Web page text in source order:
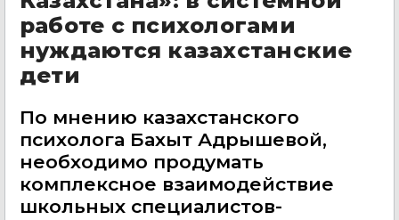
работе с психологами
нуждаются казахстанские
дети
По мнению казахстанского
психолога Бахыт Адрышевой,
необходимо продумать
комплексное взаимодействие
школьных специалистов-